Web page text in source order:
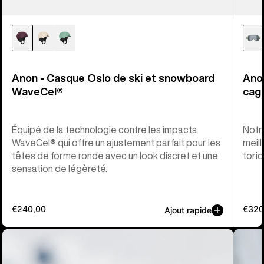
Anon - Casque Oslo de ski et snowboard
WaveCel®
Équipé de la technologie contre les impacts
WaveCel® qui offre un ajustement parfait pour les
têtes de forme ronde avec un look discret et une
sensation de légèreté.
€240,00 Ajout rapide